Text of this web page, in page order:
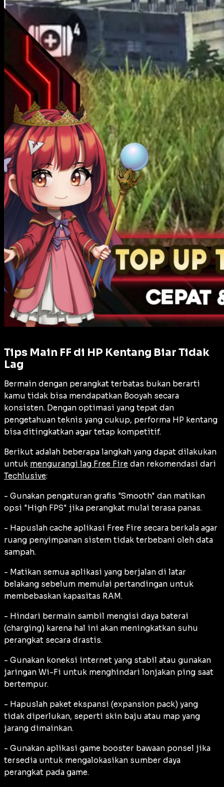
Tips Main FF di HP Kentang Biar Tidak
Lag
Bermain dengan perangkat terbatas bukan berarti
kamu tidak bisa mendapatkan Booyah secara
konsisten. Dengan optimasi yang tepat dan
pengetahuan teknis yang cukup, performa HP kentang
bisa ditingkatkan agar tetap kompetitif.
Berikut adalah beberapa langkah yang dapat dilakukan
untuk mengurangi lag Free Fire dan rekomendasi dari
Techlusive:
- Gunakan pengaturan grafis "Smooth" dan matikan
opsi "High FPS" jika perangkat mulai terasa panas.
- Hapuslah cache aplikasi Free Fire secara berkala agar
ruang penyimpanan sistem tidak terbebani oleh data
sampah.
- Matikan semua aplikasi yang berjalan di latar
belakang sebelum memulai pertandingan untuk
membebaskan kapasitas RAM.
- Hindari bermain sambil mengisi daya baterai
(charging) karena hal ini akan meningkatkan suhu
perangkat secara drastis.
- Gunakan koneksi internet yang stabil atau gunakan
jaringan Wi-Fi untuk menghindari lonjakan ping saat
bertempur.
- Hapuslah paket ekspansi (expansion pack) yang
tidak diperlukan, seperti skin baju atau map yang
jarang dimainkan.
- Gunakan aplikasi game booster bawaan ponsel jika
tersedia untuk mengalokasikan sumber daya
perangkat pada game.